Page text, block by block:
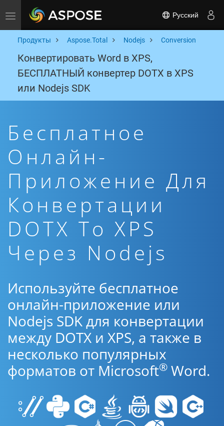
Toggle navigation Русский
Продукты Aspose.Total Nodejs Conversion
Конвертировать Word в XPS,
БЕСПЛАТНЫЙ конвертер DOTX в XPS
или Nodejs SDK
Бесплатное
Онлайн-
Приложение Для
Конвертации
DOTX To XPS
Через Nodejs
Используйте бесплатное
онлайн-приложение или
Nodejs SDK для конвертации
между DOTX и XPS, а также в
несколько популярных
форматов от Microsoft® Word.